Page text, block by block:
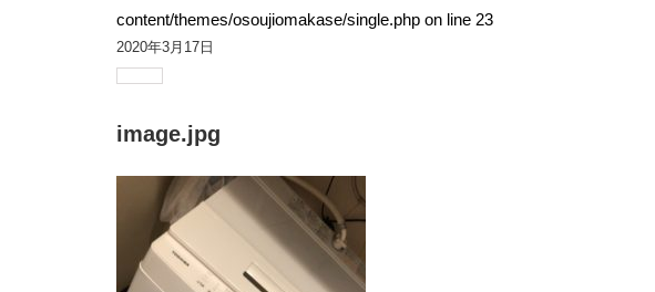
content/themes/osoujiomakase/single.phpon line 23
2020年3月17日
image.jpg